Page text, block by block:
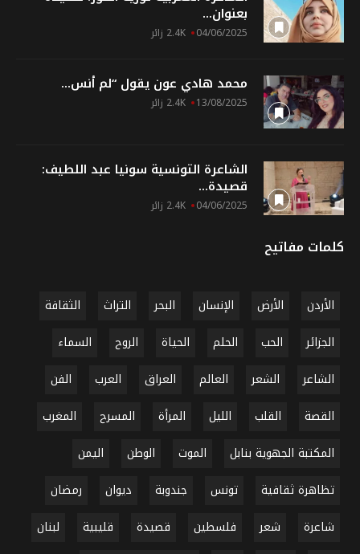
بعنوان...
04/06/2025 2.4K زائر
محمد هادي عون يقول “لم أنس...
13/08/2025 2.4K زائر
الشاعرة التونسية سونيا عبد اللطيف:
قصيدة...
04/06/2025 2.4K زائر
كلمات مفاتيح
الأردن الأرض الإنسان البحر التراث
الثقافة
الجزائر
الحب الحلم الحياة الروح
السماء
الشاعر
الشعر العالم العراق العرب
الفن
القصة
القلب الليل المرأة المسرح
المغرب
المكتبة الجهوية بنابل
الموت الوطن
اليمن
تظاهرة ثقافية
تونس جندوبة ديوان
رمضان
شاعرة
شعر فلسطين قصيدة قليبية
لبنان